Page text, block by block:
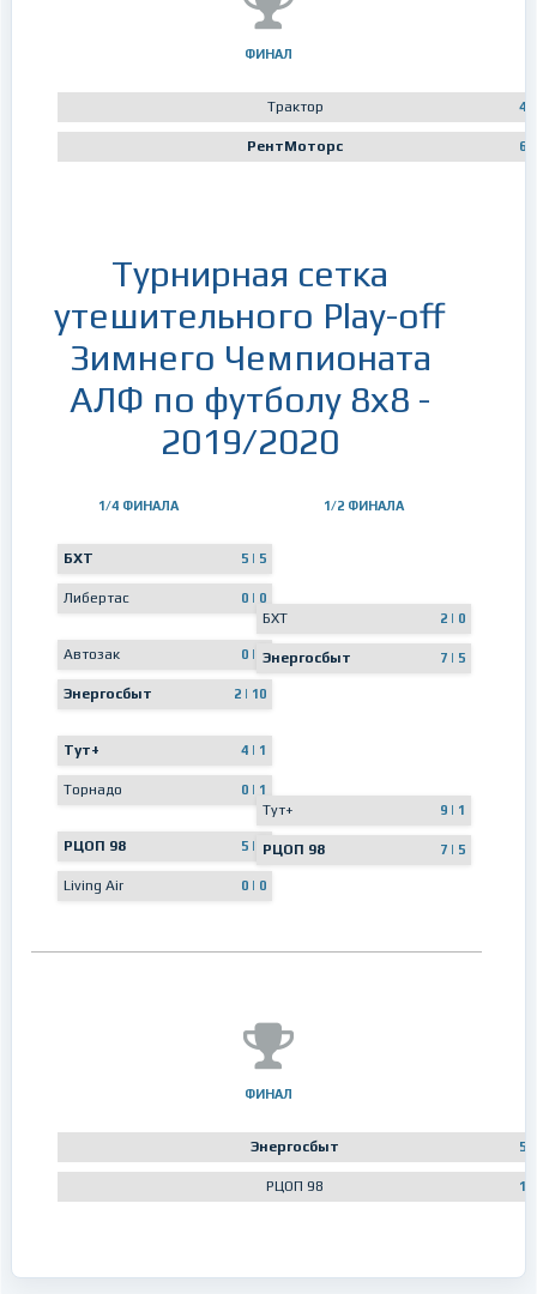
ФИНАЛ
Трактор 4
РентМоторс 6
Турнирная сетка
утешительного Play-off
Зимнего Чемпионата
АЛФ по футболу 8х8 -
2019/2020
1/4 ФИНАЛА
БХТ 5 | 5
Либертас 0 | 0
Автозак 0 | 0
Энергосбыт 2 | 10
Тут+ 4 | 1
Торнадо 0 | 1
РЦОП 98 5 | 5
Living Air 0 | 0
1/2 ФИНАЛА
БХТ 2 | 0
Энергосбыт 7 | 5
Тут+ 9 | 1
РЦОП 98 7 | 5
ФИНАЛ
Энергосбыт 5
РЦОП 98 1